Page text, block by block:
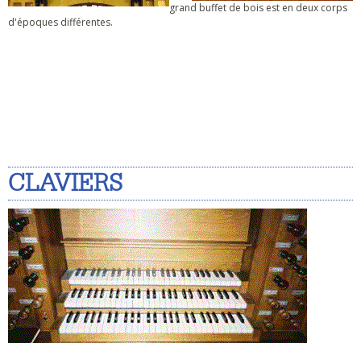
grand buffet de bois est en deux corps
d'époques différentes.
CLAVIERS